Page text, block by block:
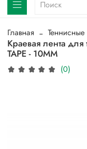
Главная Теннисные
Краевая лента для
TAPE - 10MM
(0)